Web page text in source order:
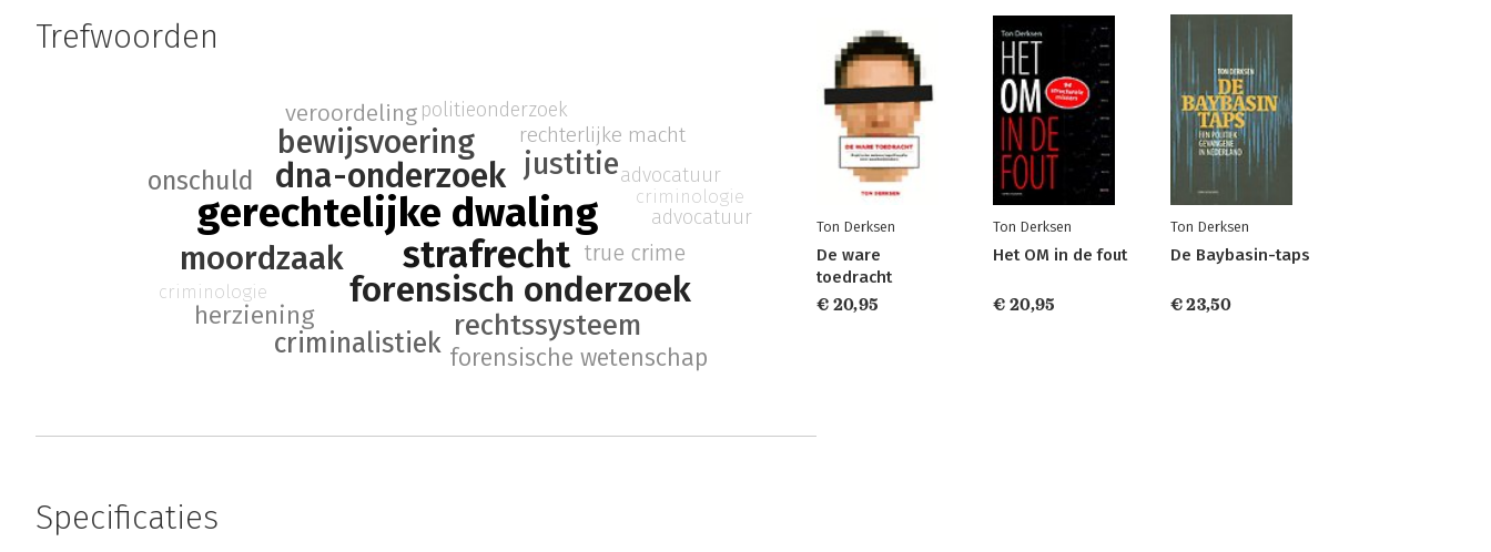
Trefwoorden
gerechtelijke dwaling
strafrecht
dna-onderzoek
forensisch onderzoek
bewijsvoering
moordzaak
justitie
rechtssysteem
criminalistiek
herziening
onschuld
veroordeling
forensische wetenschap
true crime
politieonderzoek
rechterlijke macht
criminologie
advocatuur
criminologie
advocatuur
Specificaties
Ton Derksen
De ware
toedracht
€ 20,95
Ton Derksen
Het OM in de fout
€ 20,95
Ton Derksen
De Baybasin-taps
€ 23,50